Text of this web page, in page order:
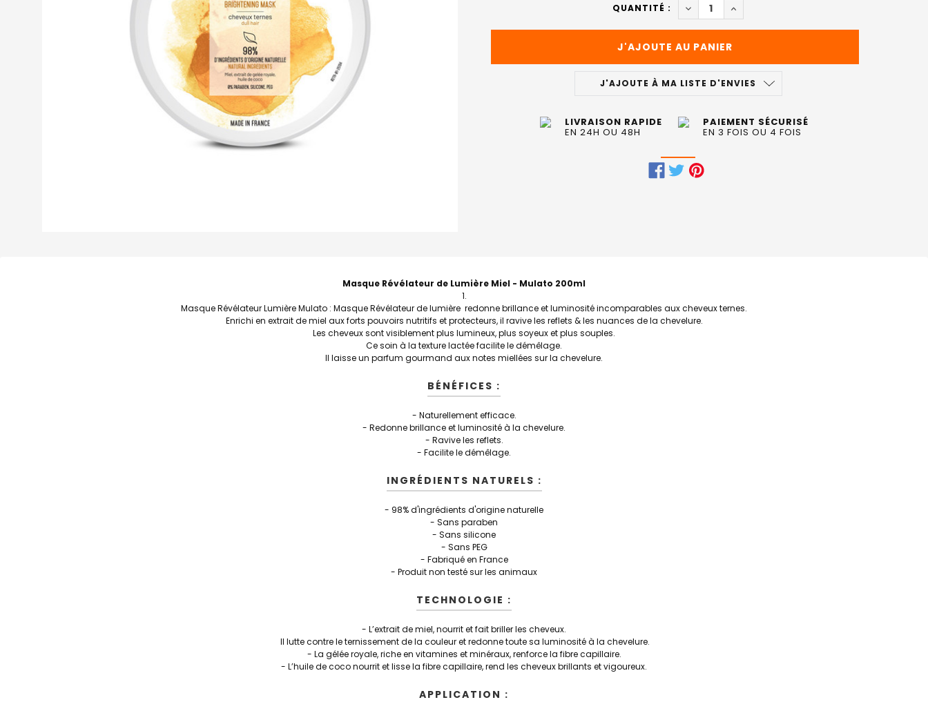
QUANTITÉ :
DIMINUER LA QUANTITÉ DE SOIN REVELATEUR
AUGMENTER LA QUANTITÉ DE SOIN
J'AJOUTE À MA LISTE D'ENVIES
LIVRAISON RAPIDE
EN 24H OU 48H
PAIEMENT SÉCURISÉ
EN 3 FOIS OU 4 FOIS
Masque Révélateur de Lumière Miel - Mulato 200ml
Masque Révélateur Lumière Mulato : Masque Révélateur de lumière redonne brillance et luminosité incomparables aux cheveux ternes.
Enrichi en extrait de miel aux forts pouvoirs nutritifs et protecteurs, il ravive les reflets & les nuances de la chevelure.
Les cheveux sont visiblement plus lumineux, plus soyeux et plus souples.
Ce soin à la texture lactée facilite le démêlage.
Il laisse un parfum gourmand aux notes miellées sur la chevelure.
BÉNÉFICES :
- Naturellement efficace.
- Redonne brillance et luminosité à la chevelure.
- Ravive les reflets.
- Facilite le démêlage.
INGRÉDIENTS NATURELS :
- 98% d'ingrédients d'origine naturelle
- Sans paraben
- Sans silicone
- Sans PEG
- Fabriqué en France
- Produit non testé sur les animaux
TECHNOLOGIE :
- L’extrait de miel, nourrit et fait briller les cheveux.
Il lutte contre le ternissement de la couleur et redonne toute sa luminosité à la chevelure.
- La gélée royale, riche en vitamines et minéraux, renforce la fibre capillaire.
- L’huile de coco nourrit et lisse la fibre capillaire, rend les cheveux brillants et vigoureux.
APPLICATION :